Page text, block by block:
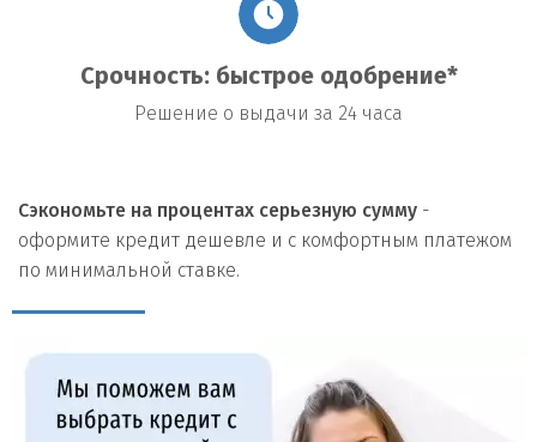
Срочность: быстрое одобрение*
Решение о выдачи за 24 часа
Сэкономьте на процентах серьезную сумму -
оформите кредит дешевле и с комфортным платежом
по минимальной ставке.